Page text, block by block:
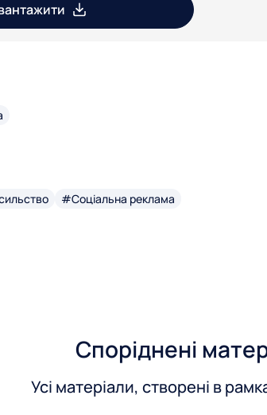
#Соціальна реклама
Споріднені
Усі матеріали, створені в